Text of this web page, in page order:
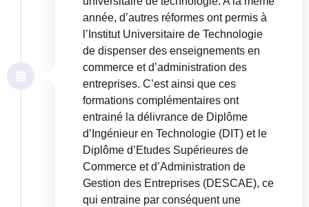
année, d’autres réformes ont permis à
l’Institut Universitaire de Technologie
de dispenser des enseignements en
commerce et d’administration des
entreprises. C’est ainsi que ces
formations complémentaires ont
entrainé la délivrance de Diplôme
d’Ingénieur en Technologie (DIT) et le
Diplôme d’Etudes Supérieures de
Commerce et d’Administration de
Gestion des Entreprises (DESCAE), ce
qui entraine par conséquent une